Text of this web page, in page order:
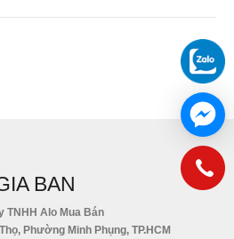
BAN
TNHH Alo Mua Bán
Phường Minh Phụng, TP.HCM